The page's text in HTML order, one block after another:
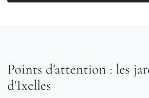
Points d'attention : les
d'Ixelles